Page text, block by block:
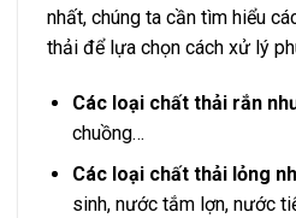
nhất, chúng ta cần tìm hiểu
thải để lựa chọn cách xử lý
Các loại chất thải rắn
chuồng…
Các loại chất thải lỏng
sinh, nước tắm lợn, nước